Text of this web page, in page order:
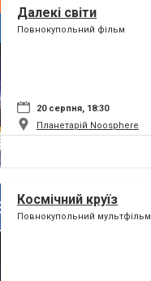
Далекі світи
Повнокупольний фільм
20 серпня, 18:30
Планетарій Noosphere
Космічний круїз
Повнокупольний мультфільм